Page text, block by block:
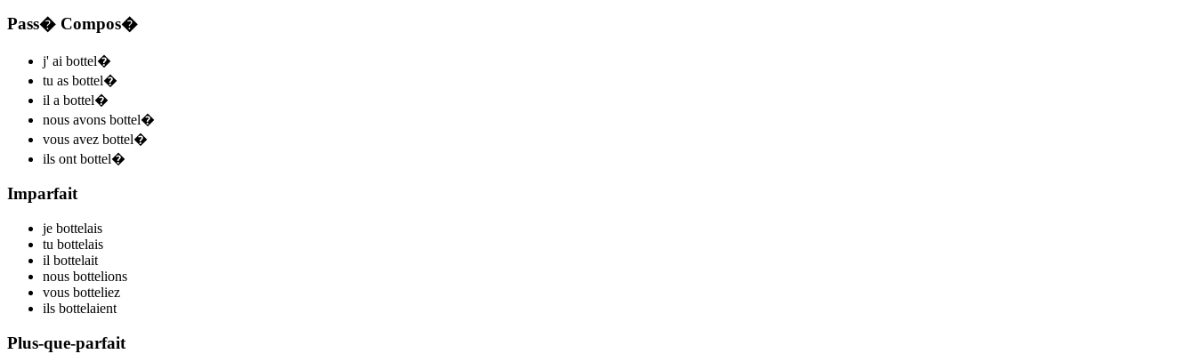
Pass� Compos�
j' ai bottel�
tu as bottel�
il a bottel�
nous avons bottel�
vous avez bottel�
ils ont bottel�
Imparfait
je bottelais
tu bottelais
il bottelait
nous bottelions
vous botteliez
ils bottelaient
Plus-que-parfait